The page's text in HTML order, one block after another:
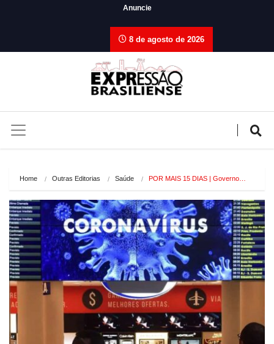
Anuncie
8 de agosto de 2026
Home Outras Editorias Saúde POR MAIS 15 DIAS | Governo…